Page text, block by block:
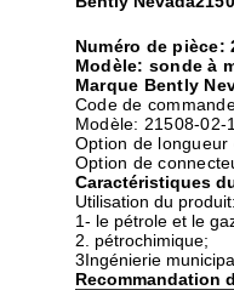
Numéro de pièce:
Modèle: sonde à
Marque Bently
Code de
Modèle: 21508-02-
Option de
Option de
Caractéristiques
Utilisation du produit:
1- le pétrole et le
2. pétrochimique;
3Ingénierie
Recommandation